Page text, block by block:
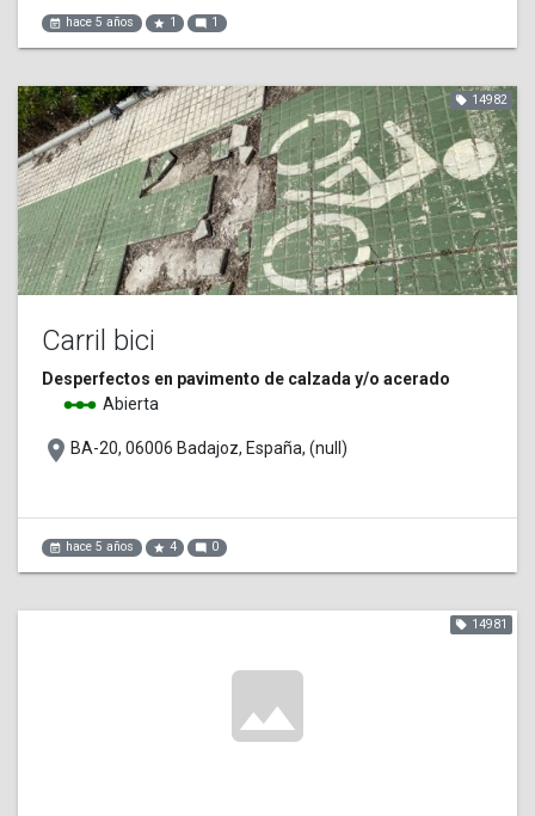
event_note hace 5 años star 1 mode_comment 1
Carril bici
Desperfectos en pavimento de calzada y/o acerado
linear_scale Abierta
place BA-20, 06006 Badajoz, España, (null)
local_offer 14982
event_note hace 5 años star 4 mode_comment 0
image
local_offer 14981